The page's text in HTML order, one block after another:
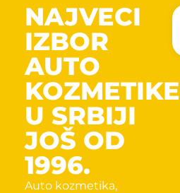
NAJVECI
IZBOR
AUTO
KOZMETIKE
U SRBIJI
JOŠ OD
1996.
Auto kozmetika,